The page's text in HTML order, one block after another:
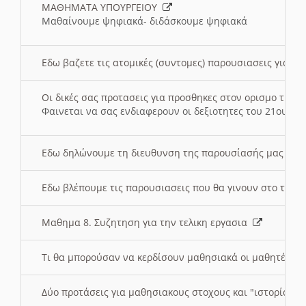
ΜΑΘΗΜΑΤΑ ΥΠΟΥΡΓΕΙΟΥ
Μαθαίνουμε ψηφιακά- διδάσκουμε ψηφιακά
Εδω βαζετε τις ατομικές (συντομες) παρουσιασεις για
Οι δικές σας προτασεις για προσθηκες στον ορισμο
Φαινεται να σας ενδιαφερουν οι δεξιοτητες του 21ου
Εδω δηλώνουμε τη διευθυνση της παρουσίασής μας
Εδω βλέπουμε τις παρουσιασεις που θα γινουν στο
Μαθημα 8. Συζητηση για την τελικη εργασια
Τι θα μπορούσαν να κερδίσουν μαθησιακά οι μαθητές/
Δύο προτάσεις για μαθησιακους στοχους και "ιστορία"